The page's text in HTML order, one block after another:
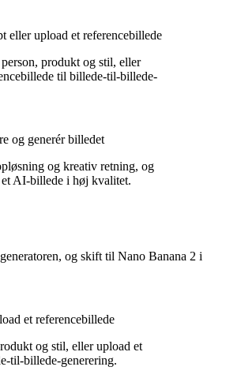
eller upload et referencebillede
produkt og stil, eller
til billede-til-billede-
og generér billedet
og kreativ retning, og
et AI-billede i høj kvalitet.
og skift til Nano Banana 2 i
et referencebillede
og stil, eller upload et
til-billede-generering.